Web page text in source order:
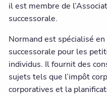
il est membre de
successorale.
Normand est spécialisé
successorale pour les
individus. Il fournit des
sujets tels que l’impôt
corporatives et la